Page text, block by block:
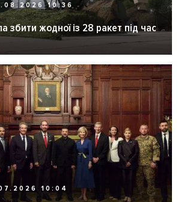
10:36
збити жодної із 28 ракет під час
10:04